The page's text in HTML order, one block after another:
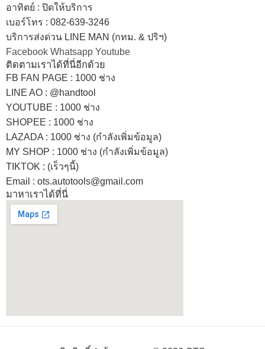
อาทิตย์ : ปิดให้บริการ
เบอร์โทร : 082-639-3246
บริการส่งด่วน LINE MAN (กทม. & ปริฯ)
Facebook Whatsapp Youtube
ติดตามเราได้ที่นี่อีกด้วย
FB FAN PAGE : 1000 ช่าง
LINE AO : @handtool
YOUTUBE : 1000 ช่าง
SHOPEE : 1000 ช่าง
LAZADA: 1000 ช่าง (กำลังเพิ่มข้อมูล)
MY SHOP : 1000 ช่าง (กำลังเพิ่มข้อมูล)
TIKTOK : (เร็วๆนี้)
Email : ots.autotools@gmail.com
มาหาเราได้ที่นี่